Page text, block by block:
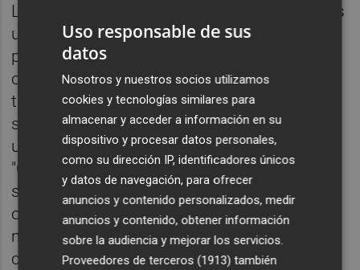
La alcaldesa también recuerda que "entre los
usos que tendrá se contempla mantener las
proyecciones de cine como alternativa de
ocio para el público en general, pero sobre
todo para las personas más mayores, que
siempre han reivindicado la recuperación de
una sala de cine en el centro de la ciudad".
"Con la recuperación del antiguo Cine Rex
seguimos dando pasos adelante en el
objetivo de hacer de Castellón una ciudad
más viva, más dinámica, con una oferta
cultural de calidad y abierta para todos los
Uso responsable de sus
datos
Nosotros y nuestros socios utilizamos
cookies y tecnologías similares para
almacenar y acceder a información en su
dispositivo y procesar datos personales,
como su dirección IP, identificadores únicos
y datos de navegación, para ofrecer
anuncios y contenido personalizados, medir
anuncios y contenido, obtener información
sobre la audiencia y mejorar los servicios.
Proveedores de terceros (1913) también